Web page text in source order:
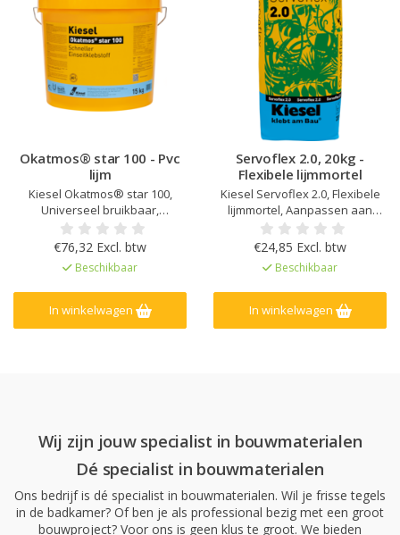
Okatmos® star 100 - Pvc
lijm
Kiesel Okatmos® star 100,
Universeel bruikbaar,
Eenvoudig uitstrijkbaar, Korte
droogtijd, Geurloos en Geschikt
met vloerverwarming
€76,32 Excl. btw
Beschikbaar
In winkelwagen
Servoflex 2.0, 20kg -
Flexibele lijmmortel
Kiesel Servoflex 2.0, Flexibele
lijmmortel, Aanpassen aan
persoonlijke voorkeuren,
Laagdikte tot 15 mm, Voor fijn
steengoed tot 120 x 120 cm,
Veilige en snelle uitharding,
zelfs onder XL-tegels, Laag
verbruik, Binnen en buiten, op
muren en vloeren
€24,85 Excl. btw
Beschikbaar
In winkelwagen
Wij zijn jouw specialist in bouwmaterialen
Dé specialist in bouwmaterialen
Ons bedrijf is dé specialist in bouwmaterialen. Wil je frisse tegels
in de badkamer? Of ben je als professional bezig met een groot
bouwproject? Voor ons is geen klus te groot. We bieden